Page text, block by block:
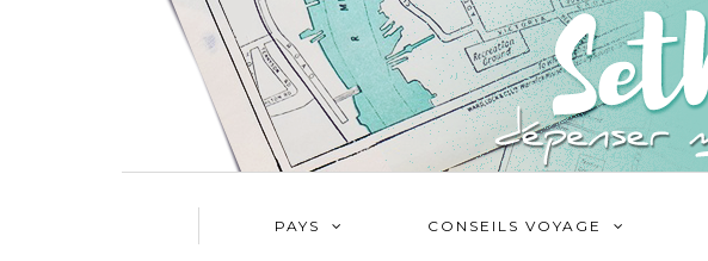
PAYS CONSEILS VOYAGE